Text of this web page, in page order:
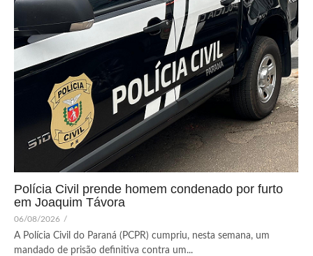
Polícia Civil prende homem condenado por furto
em Joaquim Távora
06/08/2026 /
A Polícia Civil do Paraná (PCPR) cumpriu, nesta semana, um
mandado de prisão definitiva contra um...